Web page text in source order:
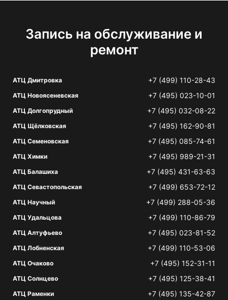
Запись на обслуживание и
ремонт
АТЦ Дмитровка +7 (499) 110-28-43
АТЦ Новоясеневская +7 (495) 023-10-01
АТЦ Долгопрудный +7 (495) 032-08-22
АТЦ Щёлковская +7 (495) 162-90-81
АТЦ Семеновская +7 (495) 085-74-61
АТЦ Химки +7 (495) 989-21-31
АТЦ Балашиха +7 (495) 431-63-63
АТЦ Севастопольская +7 (499) 653-72-12
АТЦ Научный +7 (499) 288-05-36
АТЦ Удальцова +7 (499) 110-86-79
АТЦ Алтуфьево +7 (495) 023-81-52
АТЦ Лобненская +7 (499) 110-53-06
АТЦ Очаково +7 (495) 152-31-11
АТЦ Солнцево +7 (495) 125-38-41
АТЦ Раменки +7 (495) 135-42-87